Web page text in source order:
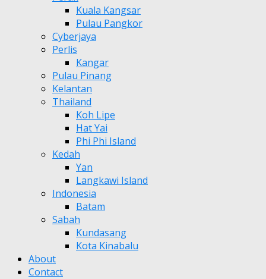
Kuala Kangsar
Pulau Pangkor
Cyberjaya
Perlis
Kangar
Pulau Pinang
Kelantan
Thailand
Koh Lipe
Hat Yai
Phi Phi Island
Kedah
Yan
Langkawi Island
Indonesia
Batam
Sabah
Kundasang
Kota Kinabalu
About
Contact